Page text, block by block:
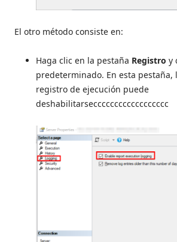
El otro método consiste en:
Haga clic en la pestaña Registro y
predeterminado. En esta pestaña,
registro de ejecución puede
deshabilitarsecccccccccccccccccc